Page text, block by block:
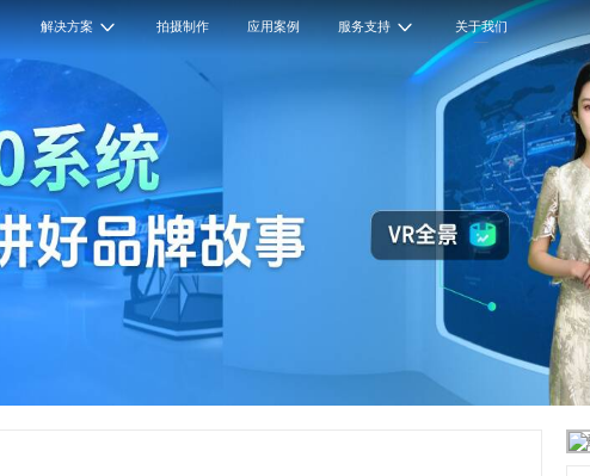
解决方案 拍摄制作 应用案例 服务支持 关于我们